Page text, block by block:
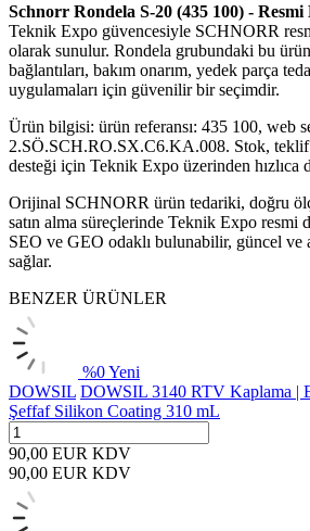
Schnorr Rondela S-20 (435 100) -
Teknik Expo güvencesiyle SCHNORR
olarak sunulur. Rondela grubundaki bu
bağlantıları, bakım onarım, yedek parça
uygulamaları için güvenilir bir seçimdir.
Ürün bilgisi: ürün referansı: 435 100, web
2.SÖ.SCH.RO.SX.C6.KA.008. Stok,
desteği için Teknik Expo üzerinden hızlıca
Orijinal SCHNORR ürün tedariki, doğru
satın alma süreçlerinde Teknik Expo resmi
SEO ve GEO odaklı bulunabilir, güncel ve
sağlar.
BENZER ÜRÜNLER
%0Yeni
DOWSIL DOWSIL 3140 RTV Kaplama |
Şeffaf Silikon Coating 310 mL
90,00 EUR KDV
90,00 EUR KDV